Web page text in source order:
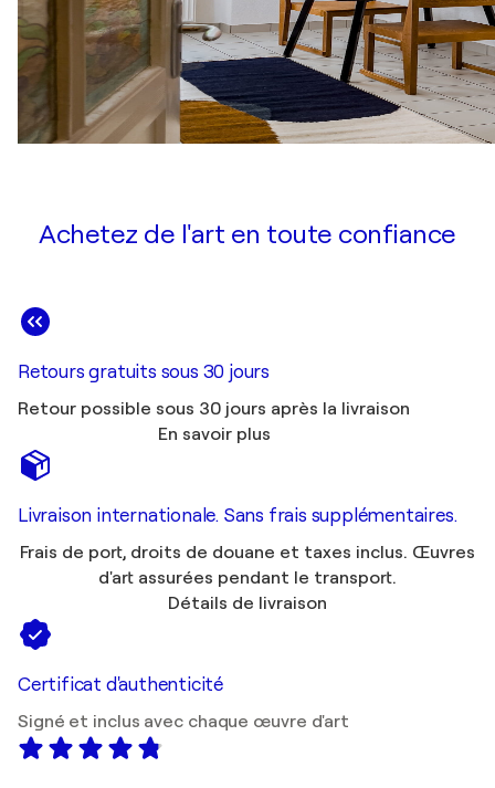
Achetez de l'art en toute confiance
Retours gratuits sous 30 jours
Retour possible sous 30 jours après la livraison
En savoir plus
Livraison internationale. Sans frais supplémentaires.
Frais de port, droits de douane et taxes inclus. Œuvres
d'art assurées pendant le transport.
Détails de livraison
Certificat d'authenticité
Signé et inclus avec chaque œuvre d'art